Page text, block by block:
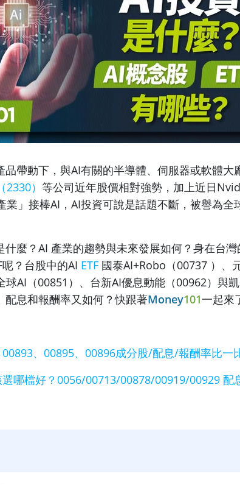
品帶動下，與AI有關的半導體、伺服器或軟體大
2330） 等公司近年股價相對強勢，加上近日
業」接棒AI，AI投資可說是話題不斷，被譽為全
什麼？AI 產業的趨勢與未來發展如何？身在台
？台股中的AI ETF 國泰AI+Robo（00737 ）、
球AI（00851）、台新AI優息動能（00962）與
配息和報酬率又如何？快跟著Money101一起來
00893、00895、00896成分股/配息/報酬率比一
選哪檔好？0056/00713/00878/00919/00929